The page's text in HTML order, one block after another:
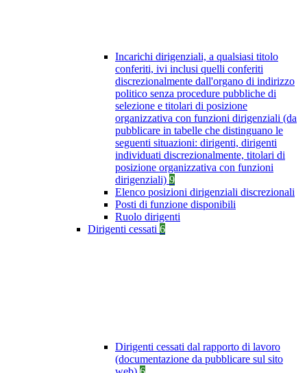
Incarichi dirigenziali, a qualsiasi titolo
conferiti, ivi inclusi quelli conferiti
discrezionalmente dall'organo di indirizzo
politico senza procedure pubbliche di
selezione e titolari di posizione
organizzativa con funzioni dirigenziali (da
pubblicare in tabelle che distinguano le
seguenti situazioni: dirigenti, dirigenti
individuati discrezionalmente, titolari di
posizione organizzativa con funzioni
dirigenziali) 9
Elenco posizioni dirigenziali discrezionali
Posti di funzione disponibili
Ruolo dirigenti
Dirigenti cessati 6
Dirigenti cessati dal rapporto di lavoro
(documentazione da pubblicare sul sito